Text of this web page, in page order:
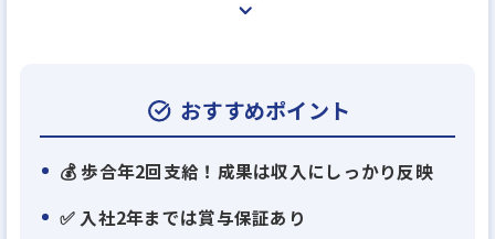
頑張った分だけ収入アップを目指せます。
さらに、入社2年までは賞与保証制度があるため、未
おすすめポイント
💰 歩合年2回支給！成果は収入にしっかり反映
✅ 入社2年までは賞与保証あり